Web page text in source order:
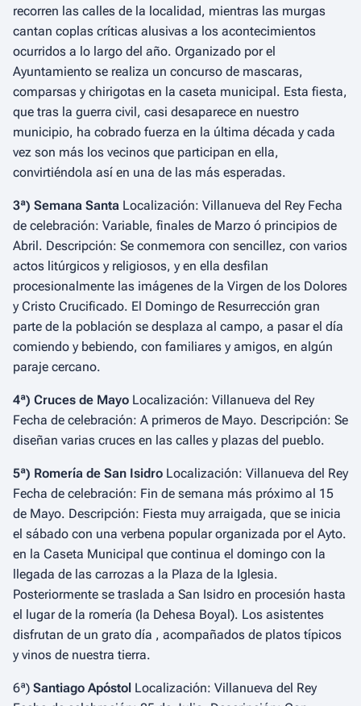
recorren las calles de la localidad, mientras las murgas
cantan coplas críticas alusivas a los acontecimientos
ocurridos a lo largo del año. Organizado por el
Ayuntamiento se realiza un concurso de mascaras,
comparsas y chirigotas en la caseta municipal. Esta fiesta,
que tras la guerra civil, casi desaparece en nuestro
municipio, ha cobrado fuerza en la última década y cada
vez son más los vecinos que participan en ella,
convirtiéndola así en una de las más esperadas.
3ª) Semana Santa Localización: Villanueva del Rey Fecha
de celebración: Variable, finales de Marzo ó principios de
Abril. Descripción: Se conmemora con sencillez, con varios
actos litúrgicos y religiosos, y en ella desfilan
procesionalmente las imágenes de la Virgen de los Dolores
y Cristo Crucificado. El Domingo de Resurrección gran
parte de la población se desplaza al campo, a pasar el día
comiendo y bebiendo, con familiares y amigos, en algún
paraje cercano.
4ª) Cruces de Mayo Localización: Villanueva del Rey
Fecha de celebración: A primeros de Mayo. Descripción: Se
diseñan varias cruces en las calles y plazas del pueblo.
5ª) Romería de San Isidro Localización: Villanueva del Rey
Fecha de celebración: Fin de semana más próximo al 15
de Mayo. Descripción: Fiesta muy arraigada, que se inicia
el sábado con una verbena popular organizada por el Ayto.
en la Caseta Municipal que continua el domingo con la
llegada de las carrozas a la Plaza de la Iglesia.
Posteriormente se traslada a San Isidro en procesión hasta
el lugar de la romería (la Dehesa Boyal). Los asistentes
disfrutan de un grato día , acompañados de platos típicos
y vinos de nuestra tierra.
6ª) Santiago Apóstol Localización: Villanueva del Rey